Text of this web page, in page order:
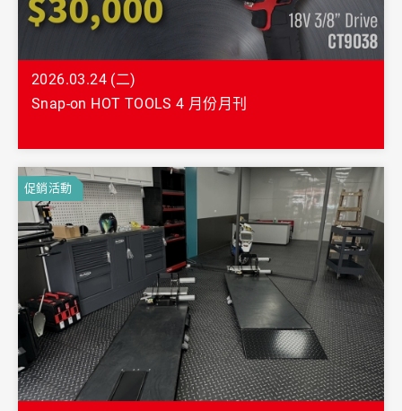
2026.03.24 (二)
Snap-on HOT TOOLS 4 月份月刊
促銷活動